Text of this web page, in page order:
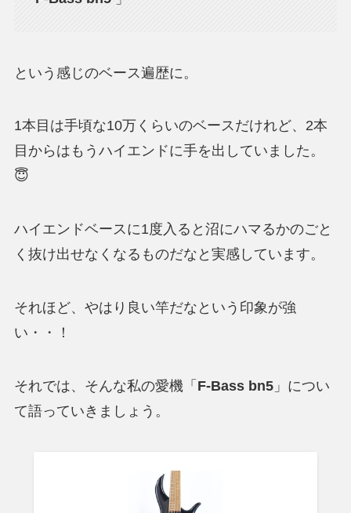
という感じのベース遍歴に。
1本目は手頃な10万くらいのベースだけれど、2本
目からはもうハイエンドに手を出していました。
😇
ハイエンドベースに1度入ると沼にハマるかのごと
く抜け出せなくなるものだなと実感しています。
それほど、やはり良い竿だなという印象が強
い・・！
それでは、そんな私の愛機「 F-Bass bn5」につい
て語っていきましょう。